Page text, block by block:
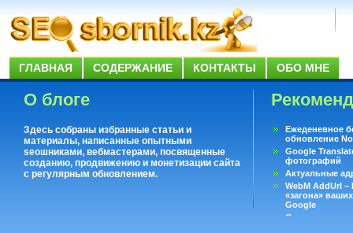
ГЛАВНАЯ СОДЕРЖАНИЕ КОНТАКТЫ ОБО МНЕ
О блоге
Здесь собраны избранные статьи и
материалы, написанные опытными
seoшниками, вебмастерами, посвященные
созданию, продвижению и монетизации сайта
с регулярным обновлением.
Ежеденевное
обновление
Google
фотографий
Актуальные
WebM AddUrl
«загона»
Google
Существует